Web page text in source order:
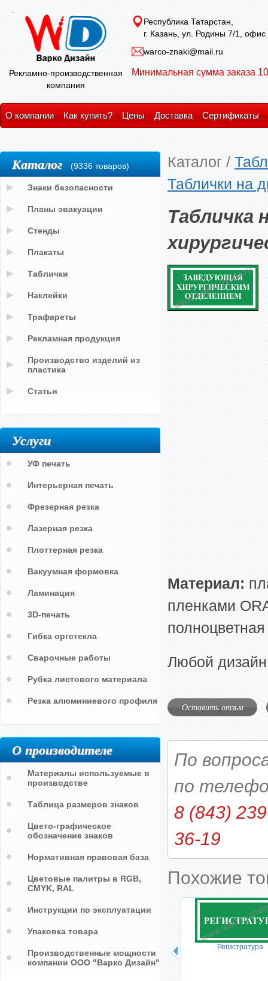
Рекламно-производственная
компания
Республика Татарстан,
г. Казань, ул. Родины 7/1, офис
warco-znaki@mail.ru
Минимальная сумма заказа
О компании Как купить? Цены Доставка Сертификаты
Каталог /
Таблички на
Табличка
Материал:
пленками
Любой
Оставить отзыв
По
по
8 (843)
36-19
Похожие
Регистратура
Каталог (9336 товаров)
Знаки безопасности
Планы эвакуации
Стенды
Плакаты
Таблички
Наклейки
Трафареты
Рекламная продукция
Производство изделий из
пластика
Статьи
Услуги
УФ печать
Интерьерная печать
Фрезерная резка
Лазерная резка
Плоттерная резка
Вакуумная формовка
Ламинация
3D-печать
Гибка оргстекла
Сварочные работы
Рубка листового материала
Резка алюминиевого профиля
О производителе
Материалы используемые в
производстве
Таблица размеров знаков
Цвето-графическое
обозначение знаков
Нормативная правовая база
Цветовые палитры в RGB,
CMYK, RAL
Инструкции по эксплуатации
Упаковка товара
Производственные мощности
компании ООО "Варко Дизайн"